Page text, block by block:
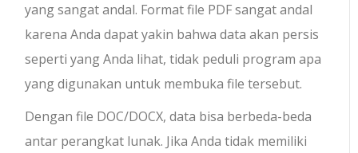
yang sangat andal. Format file PDF sangat andal
karena Anda dapat yakin bahwa data akan persis
seperti yang Anda lihat, tidak peduli program apa
yang digunakan untuk membuka file tersebut.
Dengan file DOC/DOCX, data bisa berbeda-beda
antar perangkat lunak. Jika Anda tidak memiliki